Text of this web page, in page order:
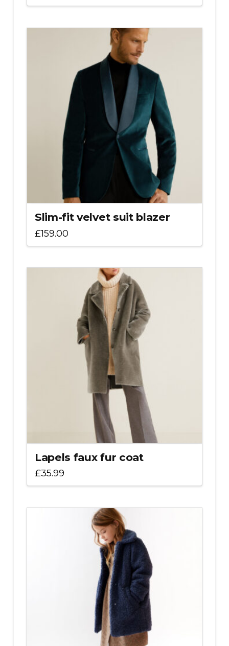
Slim-fit velvet suit blazer
£159.00
Lapels faux fur coat
£35.99